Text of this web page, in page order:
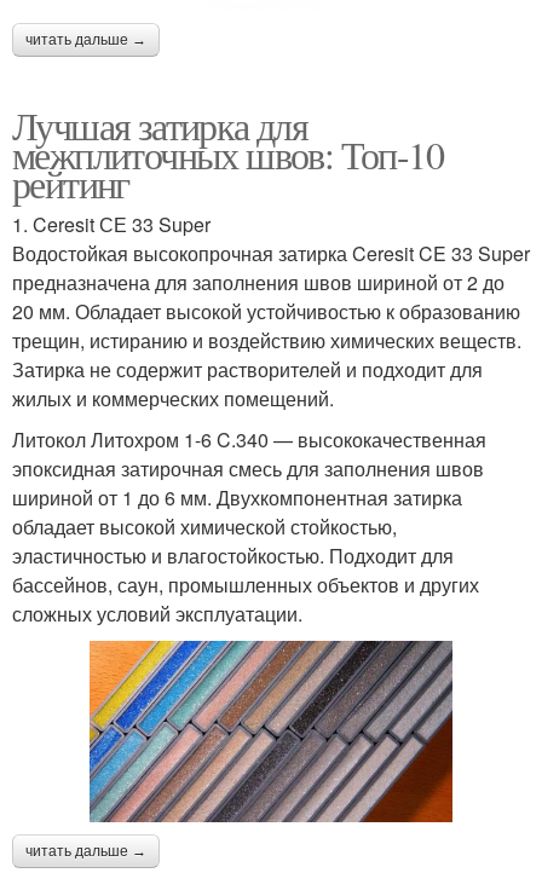
читать дальше →
Лучшая затирка для
межплиточных швов: Топ-10
рейтинг
1. Ceresit СЕ 33 Super
Водостойкая высокопрочная затирка Ceresit CE 33 Super
предназначена для заполнения швов шириной от 2 до
20 мм. Обладает высокой устойчивостью к образованию
трещин, истиранию и воздействию химических веществ.
Затирка не содержит растворителей и подходит для
жилых и коммерческих помещений.
Литокол Литохром 1-6 C.340 — высококачественная
эпоксидная затирочная смесь для заполнения швов
шириной от 1 до 6 мм. Двухкомпонентная затирка
обладает высокой химической стойкостью,
эластичностью и влагостойкостью. Подходит для
бассейнов, саун, промышленных объектов и других
сложных условий эксплуатации.
читать дальше →